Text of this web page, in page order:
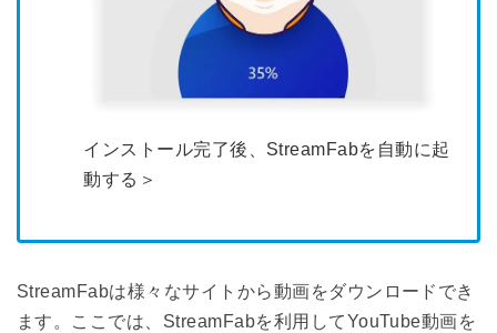
インストール完了後、StreamFabを自動に起
動する＞
StreamFabは様々なサイトから動画をダウンロードでき
ます。ここでは、StreamFabを利用してYouTube動画を